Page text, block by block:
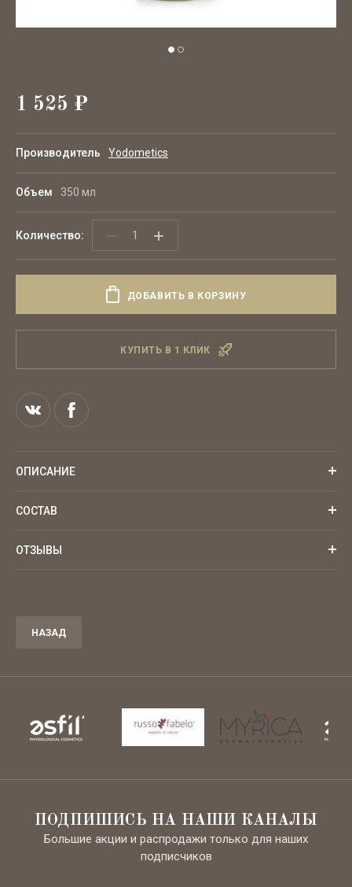
1 525 ₽
Производитель Yodometics
Объем 350 мл
Количество: − +
ДОБАВИТЬ В КОРЗИНУ
КУПИТЬ В 1 КЛИК
ОПИСАНИЕ
СОСТАВ
ОТЗЫВЫ
НАЗАД
ПОДПИШИСЬ НА НАШИ КАНАЛЫ
Большие акции и распродажи только для наших
подписчиков